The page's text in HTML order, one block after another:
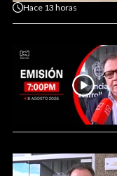
Hace 13 horas